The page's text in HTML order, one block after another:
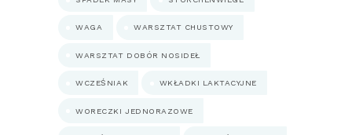
WAGA WARSZTAT CHUSTOWY
WARSZTAT DOBÓR NOSIDEŁ
WCZEŚNIAK WKŁADKI LAKTACYJNE
WORECZKI JEDNORAZOWE